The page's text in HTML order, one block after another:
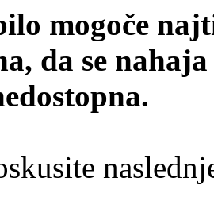
mogoče
da se